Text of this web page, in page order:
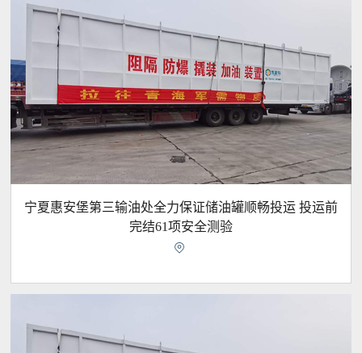
宁夏惠安堡第三输油处全力保证储油罐顺畅投运 投运前
完结61项安全测验
